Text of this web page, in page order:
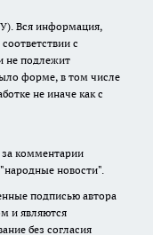
Вся информация,
с
не подлежит
форме, в том числе
не иначе как с
за комментарии
новости".
подписью автора
и являются
без согласия